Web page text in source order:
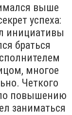
выше
успеха:
инициативы
браться
многое
Четкого
повышению
заниматься